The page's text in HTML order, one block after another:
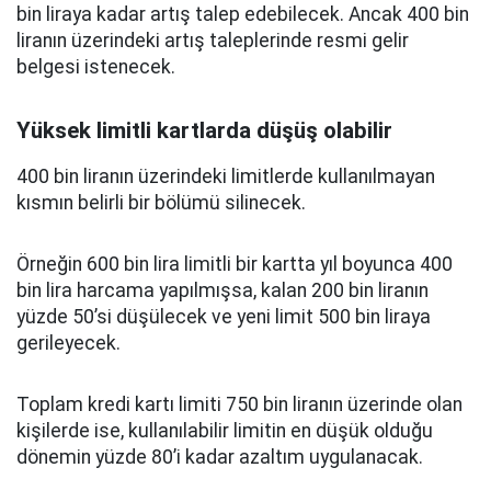
bin liraya kadar artış talep edebilecek. Ancak 400 bin
liranın üzerindeki artış taleplerinde resmi gelir
belgesi istenecek.
Yüksek limitli kartlarda düşüş olabilir
400 bin liranın üzerindeki limitlerde kullanılmayan
kısmın belirli bir bölümü silinecek.
Örneğin 600 bin lira limitli bir kartta yıl boyunca 400
bin lira harcama yapılmışsa, kalan 200 bin liranın
yüzde 50’si düşülecek ve yeni limit 500 bin liraya
gerileyecek.
Toplam kredi kartı limiti 750 bin liranın üzerinde olan
kişilerde ise, kullanılabilir limitin en düşük olduğu
dönemin yüzde 80’i kadar azaltım uygulanacak.